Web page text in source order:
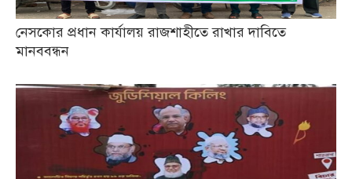
নেসকোর প্রধান কার্যালয় রাজশাহীতে রাখার দাবিতে
মানববন্ধন